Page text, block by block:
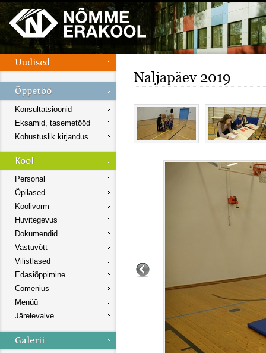
Konsultatsioonid
Eksamid, tasemetööd
Kohustuslik kirjandus
Personal
Õpilased
Koolivorm
Huvitegevus
Dokumendid
Vastuvõtt
Vilistlased
Edasiõppimine
Comenius
Menüü
Järelevalve
Naljapäev 2019